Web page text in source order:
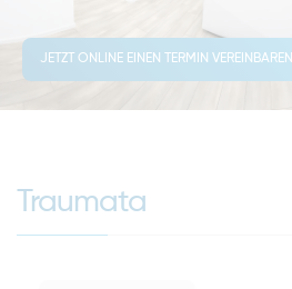
JETZT ONLINE EINEN TERMIN VEREINBAREN
Traumata